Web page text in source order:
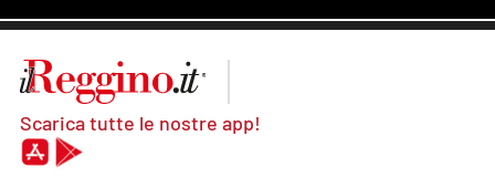
Scarica tutte le nostre app!